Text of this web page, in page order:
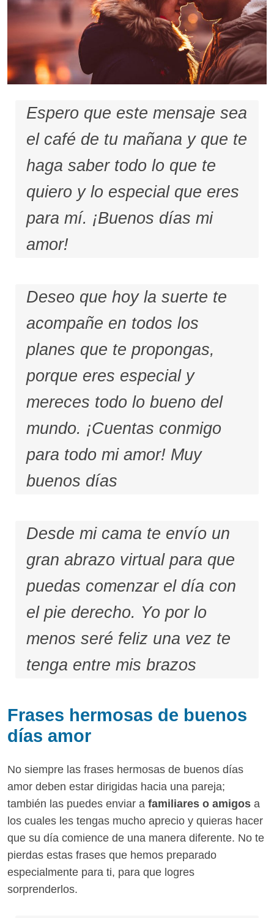
Espero que este mensaje sea
el café de tu mañana y que te
haga saber todo lo que te
quiero y lo especial que eres
para mí. ¡Buenos días mi
amor!
Deseo que hoy la suerte te
acompañe en todos los
planes que te propongas,
porque eres especial y
mereces todo lo bueno del
mundo. ¡Cuentas conmigo
para todo mi amor! Muy
buenos días
Desde mi cama te envío un
gran abrazo virtual para que
puedas comenzar el día con
el pie derecho. Yo por lo
menos seré feliz una vez te
tenga entre mis brazos
Frases hermosas de buenos
días amor
No siempre las frases hermosas de buenos días
amor deben estar dirigidas hacia una pareja;
también las puedes enviar a familiares o amigos a
los cuales les tengas mucho aprecio y quieras hacer
que su día comience de una manera diferente. No te
pierdas estas frases que hemos preparado
especialmente para ti, para que logres
sorprenderlos.